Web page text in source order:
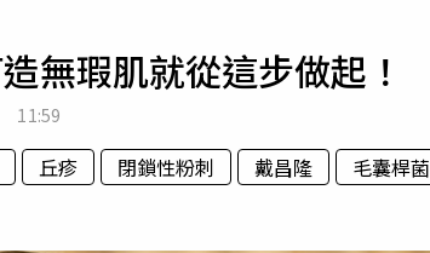
力
運勢
梅酒
無瑕肌就從這步做起！
11:59
丘疹 閉鎖性粉刺 戴昌隆 毛囊桿菌